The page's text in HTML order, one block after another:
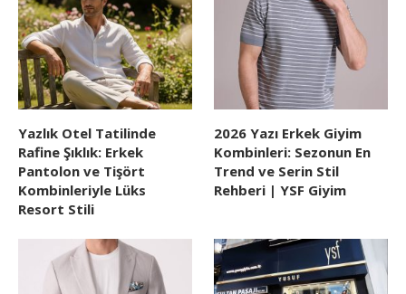
Yazlık Otel Tatilinde
Rafine Şıklık: Erkek
Pantolon ve Tişört
Kombinleriyle Lüks
Resort Stili
2026 Yazı Erkek Giyim
Kombinleri: Sezonun En
Trend ve Serin Stil
Rehberi | YSF Giyim